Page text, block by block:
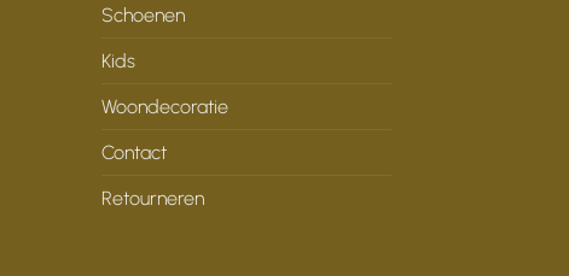
Schoenen
Kids
Woondecoratie
Contact
Retourneren